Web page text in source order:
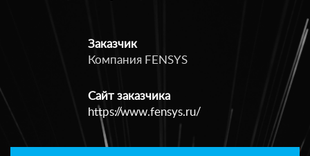
Заказчик
Компания FENSYS
Сайт заказчика
https://www.fensys.ru/